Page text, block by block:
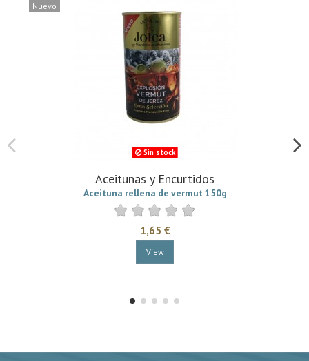
Nuevo
Sin stock
Aceitunas y Encurtidos
Aceituna rellena de vermut 150g
1,65 €
View